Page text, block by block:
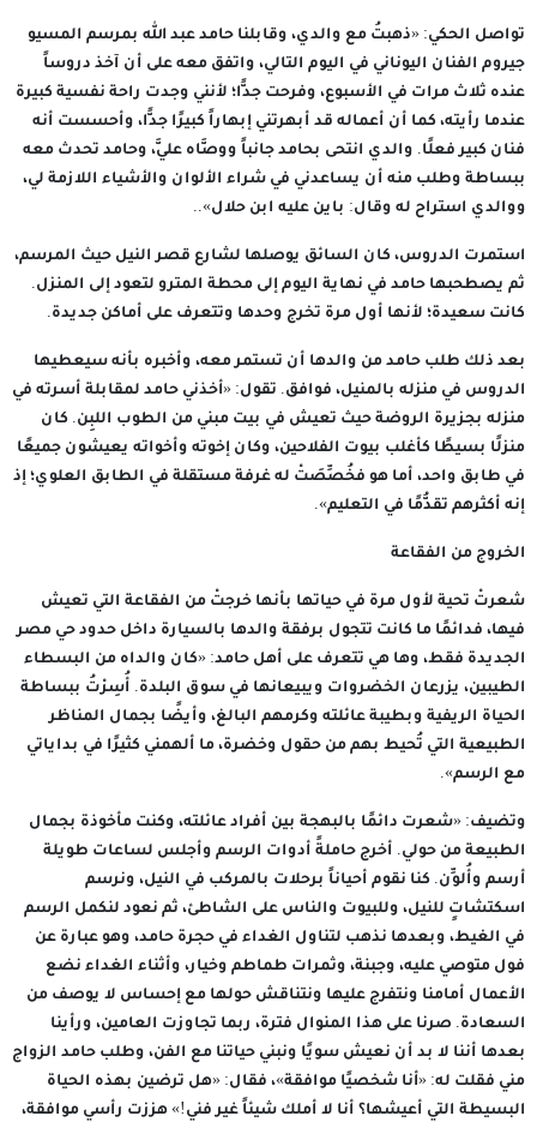
تواصل الحكي: «ذهبتُ مع والدي، وقابلنا حامد عبد الله بمرسم المسيو
جيروم الفنان اليوناني في اليوم التالي، واتفق معه على أن آخذ دروساً
عنده ثلاث مرات في الأسبوع، وفرحت جدًّا؛ لأنني وجدت راحة نفسية كبيرة
عندما رأيته، كما أن أعماله قد أبهرتني إبهاراً كبيرًا جدًّا، وأحسست أنه
فنان كبير فعلًا. والدي انتحى بحامد جانباً ووصَّاه عليَّ، وحامد تحدث معه
ببساطة وطلب منه أن يساعدني في شراء الألوان والأشياء اللازمة لي،
ووالدي استراح له وقال: باين عليه ابن حلال»..
استمرت الدروس، كان السائق يوصلها لشارع قصر النيل حيث المرسم،
ثم يصطحبها حامد في نهاية اليوم إلى محطة المترو لتعود إلى المنزل.
كانت سعيدة؛ لأنها أول مرة تخرج وحدها وتتعرف على أماكن جديدة.
بعد ذلك طلب حامد من والدها أن تستمر معه، وأخبره بأنه سيعطيها
الدروس في منزله بالمنيل، فوافق. تقول: «أخذني حامد لمقابلة أسرته في
منزله بجزيرة الروضة حيث تعيش في بيت مبني من الطوب اللبِن. كان
منزلًا بسيطًا كأغلب بيوت الفلاحين، وكان إخوته وأخواته يعيشون جميعًا
في طابق واحد، أما هو فخُصِّصَتْ له غرفة مستقلة في الطابق العلوي؛ إذ
إنه أكثرهم تقدُّمًا في التعليم».
الخروج من الفقاعة
شعرتْ تحية لأول مرة في حياتها بأنها خرجتْ من الفقاعة التي تعيش
فيها، فدائمًا ما كانت تتجول برفقة والدها بالسيارة داخل حدود حي مصر
الجديدة فقط، وها هي تتعرف على أهل حامد: «كان والداه من البسطاء
الطيبين، يزرعان الخضروات ويبيعانها في سوق البلدة. أُسِرْتُ ببساطة
الحياة الريفية وبطيبة عائلته وكرمهم البالغ، وأيضًا بجمال المناظر
الطبيعية التي تُحيط بهم من حقول وخضرة، ما ألهمني كثيرًا في بداياتي
مع الرسم».
وتضيف: «شعرت دائمًا بالبهجة بين أفراد عائلته، وكنت مأخوذة بجمال
الطبيعة من حولي. أخرج حاملةً أدوات الرسم وأجلس لساعات طويلة
أرسم وأُلوِّن. كنا نقوم أحياناً برحلات بالمركب في النيل، ونرسم
اسكتشاتٍ للنيل، وللبيوت والناس على الشاطئ، ثم نعود لنكمل الرسم
في الغيط، وبعدها نذهب لتناول الغداء في حجرة حامد، وهو عبارة عن
فول متوصي عليه، وجبنة، وثمرات طماطم وخيار، وأثناء الغداء نضع
الأعمال أمامنا ونتفرج عليها ونتناقش حولها مع إحساس لا يوصف من
السعادة. صرنا على هذا المنوال فترة، ربما تجاوزت العامين، ورأينا
بعدها أننا لا بد أن نعيش سويًا ونبني حياتنا مع الفن، وطلب حامد الزواج
مني فقلت له: «أنا شخصيًا موافقة»، فقال: «هل ترضين بهذه الحياة
البسيطة التي أعيشها؟ أنا لا أملك شيئاً غير فني!» هززت رأسي موافقة،